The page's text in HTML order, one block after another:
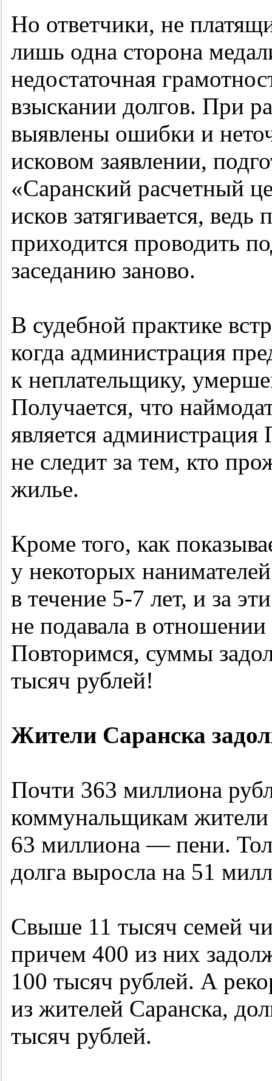
Но ответчики, не
лишь одна сторона
недостаточная
взыскании долгов. При
выявлены ошибки и
исковом заявлении,
«Саранский расчетный
исков затягивается,
приходится проводить
заседанию заново.
В судебной практике
когда администрация
к неплательщику,
Получается, что
является администрация
не следит за тем, кто
жилье.
Кроме того, как
у некоторых
в течение 5-7 лет, и за
не подавала в
Повторимся, суммы
тысяч рублей!
Жители Саранска
Почти 363 миллиона
коммунальщикам жители
63 миллиона — пени.
долга выросла на 51
Свыше 11 тысяч семей
причем 400 из них
100 тысяч рублей. А
из жителей Саранска,
тысяч рублей.